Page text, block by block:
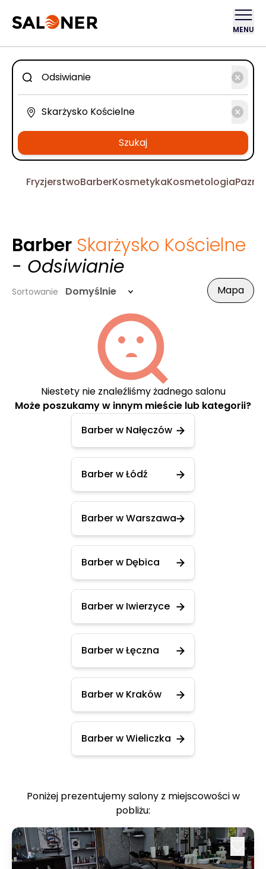
MENU
Szukaj
FryzjerstwoBarberKosmetykaKosmetologia
Barber Skarżysko Kościelne
- Odsiwianie
Sortowanie Domyślnie Mapa
Niestety nie znaleźliśmy żadnego salonu
Może poszukamy w innym mieście lub kategorii?
Barber w Nałęczów
Barber w Łódź
Barber w Warszawa
Barber w Dębica
Barber w Iwierzyce
Barber w Łęczna
Barber w Kraków
Barber w Wieliczka
Poniżej prezentujemy salony z miejscowości w
pobliżu: